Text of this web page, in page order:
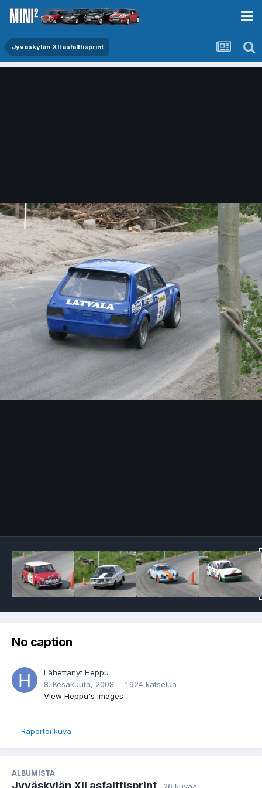
Jyväskylän XII asfalttisprint
No caption
Lähettänyt Heppu
8. Kesäkuuta, 2008
1 924 katselua
View Heppu's images
Raportoi kuva
ALBUMISTA
Jyväskylän XII asfalttisprint